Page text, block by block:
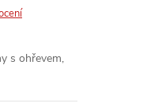
s ohřevem,